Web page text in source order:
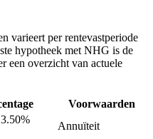
varieert per rentevastperiode
hypotheek met NHG is de
een overzicht van actuele
Voorwaarden
Annuïteit